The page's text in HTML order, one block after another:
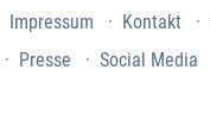
Impressum Kontakt
Presse
Social Media